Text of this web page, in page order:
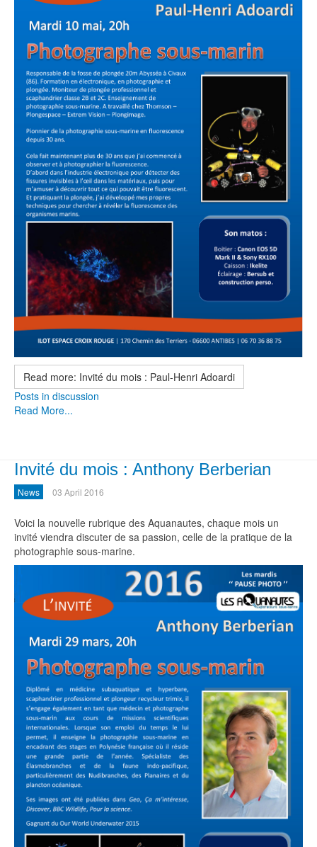
Read more: Invité du mois : Paul-Henri Adoardi
Posts in discussion
Read More...
Invité du mois : Anthony Berberian
News 03 April 2016
Voici la nouvelle rubrique des Aquanautes, chaque mois un
invité viendra discuter de sa passion, celle de la pratique de la
photographie sous-marine.